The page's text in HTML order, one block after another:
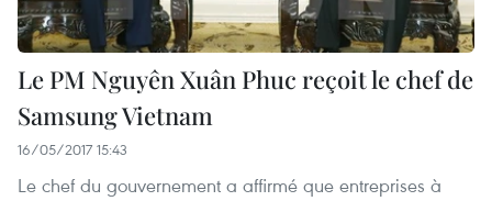
Le PM Nguyên Xuân Phuc reçoit le chef de
Samsung Vietnam
16/05/2017 15:43
Le chef du gouvernement a affirmé que entreprises à